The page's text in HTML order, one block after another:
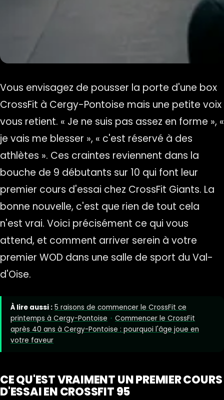
Vous envisagez de pousser la porte d'une box
CrossFit à Cergy-Pontoise mais une petite voix
vous retient. « Je ne suis pas assez en forme », «
je vais me blesser », « c'est réservé à des
athlètes ». Ces craintes reviennent dans la
bouche de 9 débutants sur 10 qui font leur
premier cours d'essai chez CrossFit Giants. La
bonne nouvelle, c'est que rien de tout cela
n'est vrai. Voici précisément ce qui vous
attend, et comment arriver serein à votre
premier WOD dans une salle de sport du Val-
d'Oise.
À lire aussi : 5 raisons de commencer le CrossFit ce
printemps à Cergy-Pontoise · Commencer le CrossFit
après 40 ans à Cergy-Pontoise : pourquoi l'âge joue en
votre faveur
CE QU'EST VRAIMENT UN PREMIER COURS
D'ESSAI EN CROSSFIT 95